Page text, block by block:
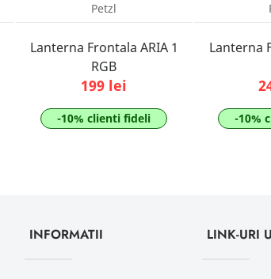
Petzl
Lanterna Frontala ARIA 1
RGB
199 lei
-10% clienti fideli
Lanterna
-10%
INFORMATII LINK-URI